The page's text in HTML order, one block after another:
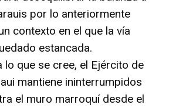
por lo anteriormente
contexto en el que la vía
estancada.
lo que se cree, el Ejército de
mantiene ininterrumpidos
el muro marroquí desde el